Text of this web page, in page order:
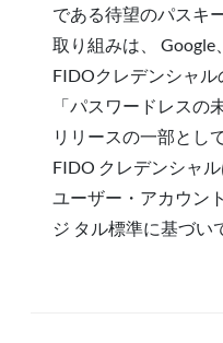
である待望のパスキ
取り組みは、
FIDOクレデンシャル
「パスワードレスの
リリースの一部とし
FIDO クレデンシャ
ユーザー・アカウン
ジ タル標準に基づい